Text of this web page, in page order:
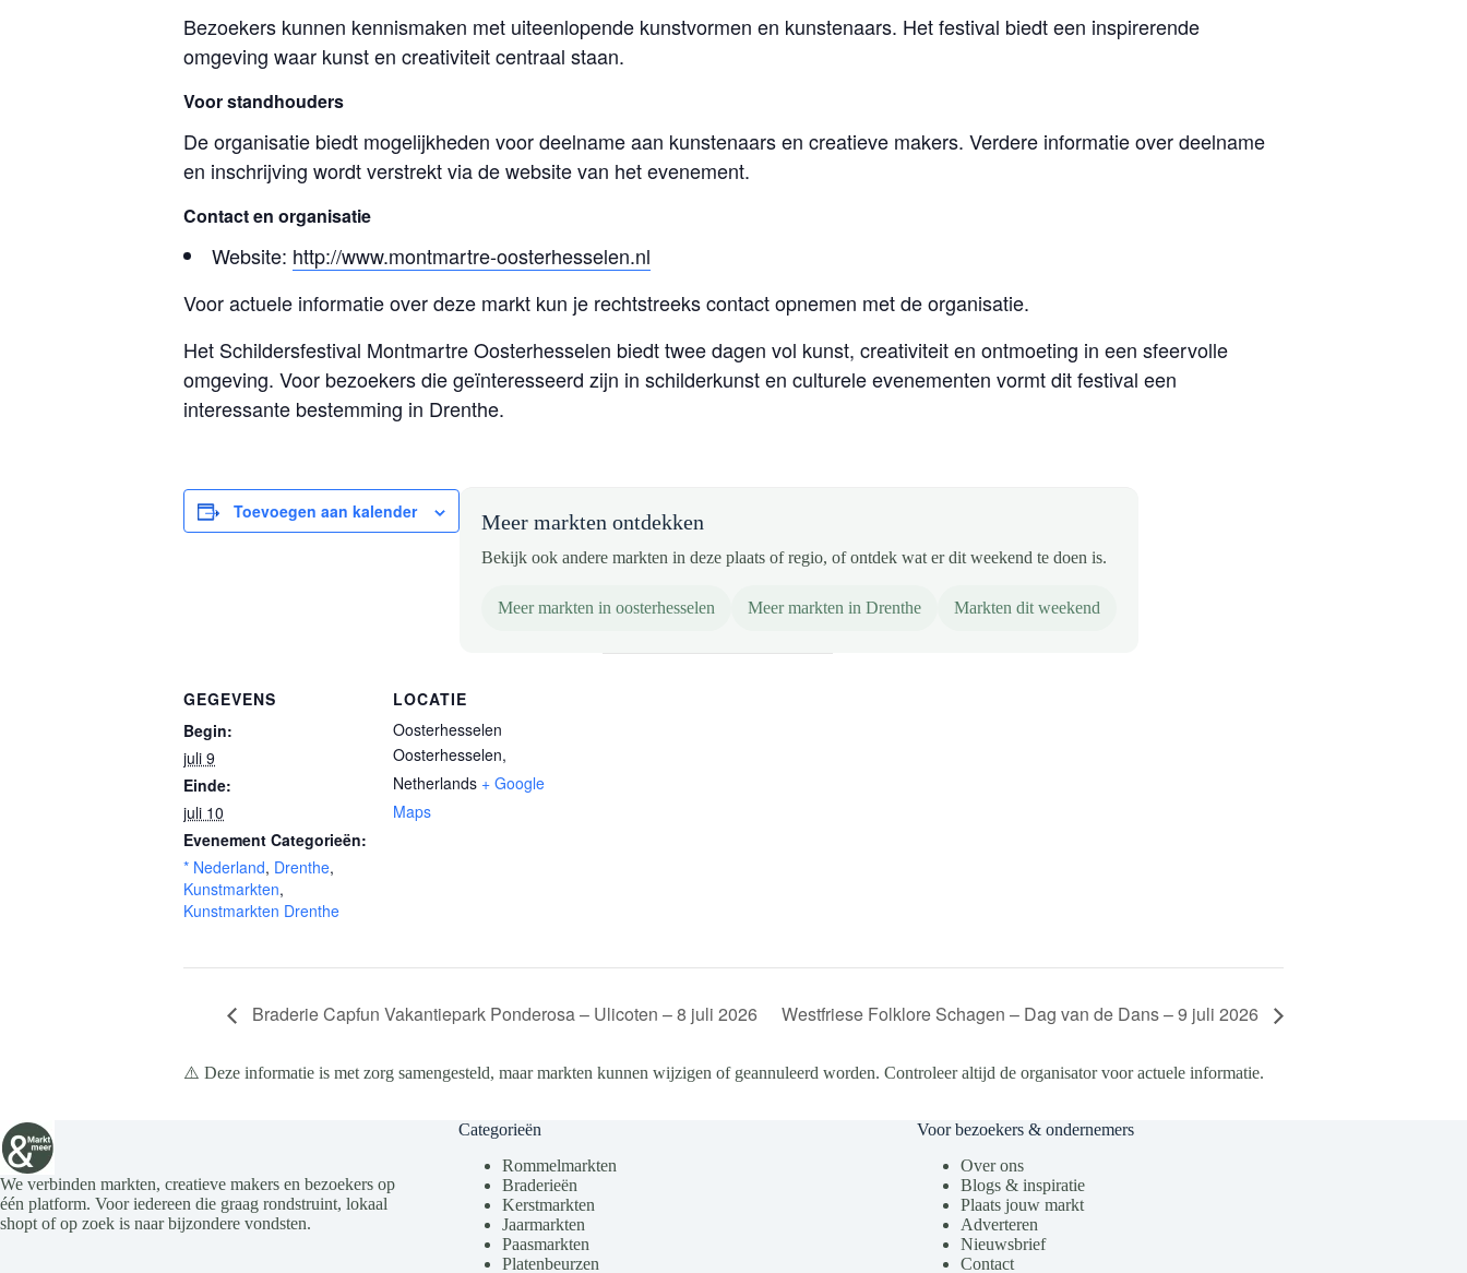
Bezoekers kunnen kennismaken met uiteenlopende kunstvormen en kunstenaars. Het festival biedt een inspirerende
omgeving waar kunst en creativiteit centraal staan.
Voor standhouders
De organisatie biedt mogelijkheden voor deelname aan kunstenaars en creatieve makers. Verdere informatie over deelname
en inschrijving wordt verstrekt via de website van het evenement.
Contact en organisatie
Website: http://www.montmartre-oosterhesselen.nl
Voor actuele informatie over deze markt kun je rechtstreeks contact opnemen met de organisatie.
Het Schildersfestival Montmartre Oosterhesselen biedt twee dagen vol kunst, creativiteit en ontmoeting in een sfeervolle
omgeving. Voor bezoekers die geïnteresseerd zijn in schilderkunst en culturele evenementen vormt dit festival een
interessante bestemming in Drenthe.
Toevoegen aan kalender Meer markten ontdekken
Bekijk ook andere markten in deze plaats of regio, of ontdek wat er dit weekend te doen is.
Meer markten in oosterhesselen Meer markten in Drenthe Markten dit weekend
GEGEVENS
Begin:
juli 9
Einde:
juli 10
Evenement Categorieën:
* Nederland, Drenthe,
Kunstmarkten,
Kunstmarkten Drenthe
LOCATIE
Oosterhesselen
Oosterhesselen,
Netherlands + Google
Maps
Braderie Capfun Vakantiepark Ponderosa – Ulicoten – 8 juli 2026 Westfriese Folklore Schagen – Dag van de Dans – 9 juli 2026
⚠️ Deze informatie is met zorg samengesteld, maar markten kunnen wijzigen of geannuleerd worden. Controleer altijd de organisator voor actuele informatie.
We verbinden markten, creatieve makers en bezoekers op
één platform. Voor iedereen die graag rondstruint, lokaal
shopt of op zoek is naar bijzondere vondsten.
Categorieën
Rommelmarkten
Braderieën
Kerstmarkten
Jaarmarkten
Paasmarkten
Platenbeurzen
Voor bezoekers & ondernemers
Over ons
Blogs & inspiratie
Plaats jouw markt
Adverteren
Nieuwsbrief
Contact